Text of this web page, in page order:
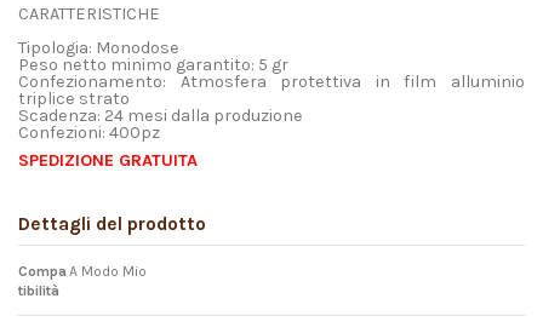
CARATTERISTICHE
Tipologia: Monodose
Peso netto minimo garantito: 5 gr
Confezionamento: Atmosfera protettiva in film alluminio
triplice strato
Scadenza: 24 mesi dalla produzione
Confezioni: 400pz
SPEDIZIONE GRATUITA
Dettagli del prodotto
Compa
tibilità
A Modo Mio